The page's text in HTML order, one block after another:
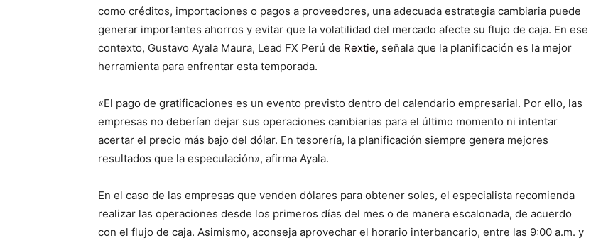
como créditos, importaciones o pagos a proveedores, una adecuada estrategia cambiaria puede
generar importantes ahorros y evitar que la volatilidad del mercado afecte su flujo de caja. En ese
contexto, Gustavo Ayala Maura, Lead FX Perú de Rextie, señala que la planificación es la mejor
herramienta para enfrentar esta temporada.
«El pago de gratificaciones es un evento previsto dentro del calendario empresarial. Por ello, las
empresas no deberían dejar sus operaciones cambiarias para el último momento ni intentar
acertar el precio más bajo del dólar. En tesorería, la planificación siempre genera mejores
resultados que la especulación», afirma Ayala.
En el caso de las empresas que venden dólares para obtener soles, el especialista recomienda
realizar las operaciones desde los primeros días del mes o de manera escalonada, de acuerdo
con el flujo de caja. Asimismo, aconseja aprovechar el horario interbancario, entre las 9:00 a.m. y